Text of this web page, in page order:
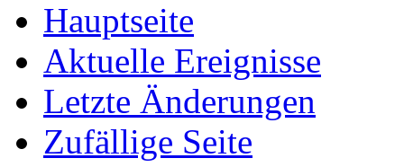
Hauptseite
Aktuelle Ereignisse
Letzte Änderungen
Zufällige Seite